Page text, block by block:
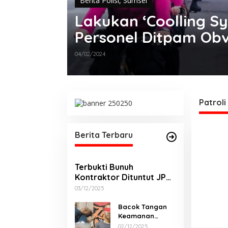
Lakukan ‘Coolling
Personel Ditpam
Patroli Bersepeda
04/02/2024
Berita Terbaru
Terbukti Bunuh
Kontraktor Dituntut JPU
Pidana Mati
03/12/2025
Bacok Tangan
Keamanan
Pasar. Siap-Siap
Patroli